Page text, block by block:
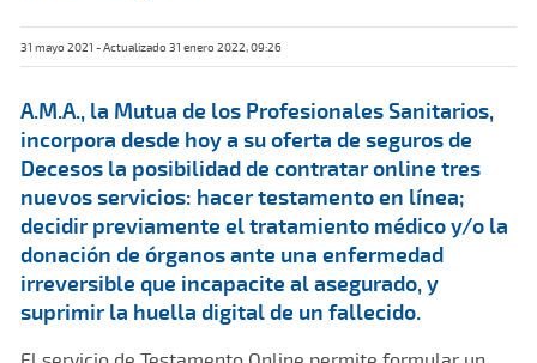
31 mayo 2021 - Actualizado 31 enero 2022, 09:26
A.M.A., la Mutua de los Profesionales Sanitarios,
incorpora desde hoy a su oferta de seguros de
Decesos la posibilidad de contratar online tres
nuevos servicios: hacer testamento en línea;
decidir previamente el tratamiento médico y/o la
donación de órganos ante una enfermedad
irreversible que incapacite al asegurado, y
suprimir la huella digital de un fallecido.